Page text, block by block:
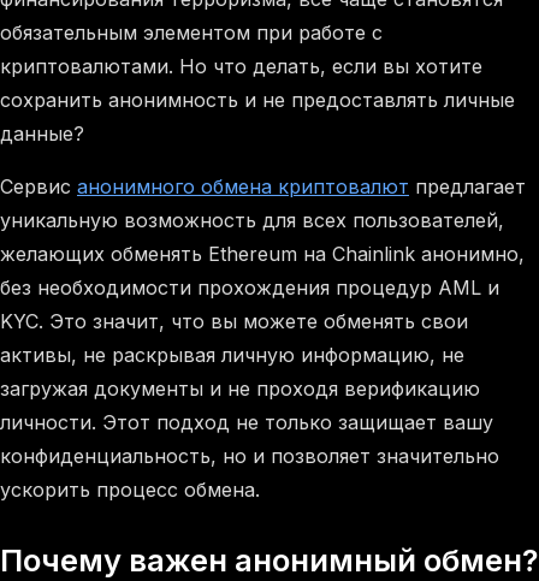
обязательным элементом при работе с
криптовалютами. Но что делать, если вы хотите
сохранить анонимность и не предоставлять личные
данные?
Сервис анонимного обмена криптовалют предлагает
уникальную возможность для всех пользователей,
желающих обменять Ethereum на Chainlink анонимно,
без необходимости прохождения процедур AML и
KYC. Это значит, что вы можете обменять свои
активы, не раскрывая личную информацию, не
загружая документы и не проходя верификацию
личности. Этот подход не только защищает вашу
конфиденциальность, но и позволяет значительно
ускорить процесс обмена.
Почему важен анонимный обмен?